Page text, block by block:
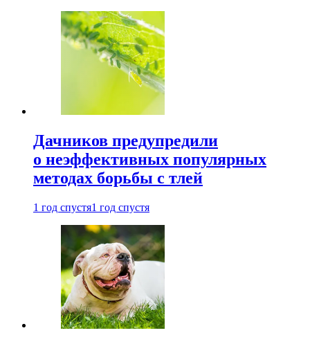
Дачников предупредили
о неэффективных популярных
методах борьбы с тлей
1 год спустя1 год спустя